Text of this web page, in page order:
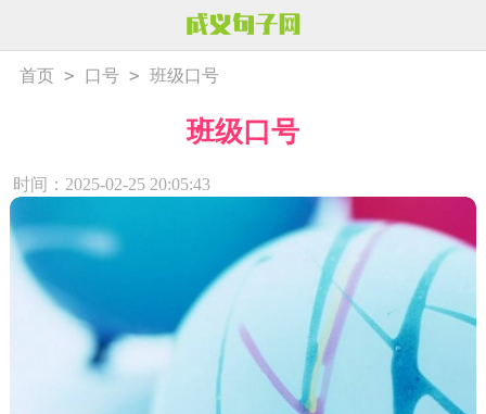
首页 > 口号 > 班级口号
班级口号
时间：2025-02-25 20:05:43